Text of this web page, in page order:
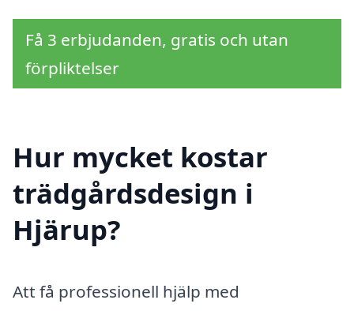
Få 3 erbjudanden, gratis och utan
förpliktelser
Hur mycket kostar
trädgårdsdesign i
Hjärup?
Att få professionell hjälp med